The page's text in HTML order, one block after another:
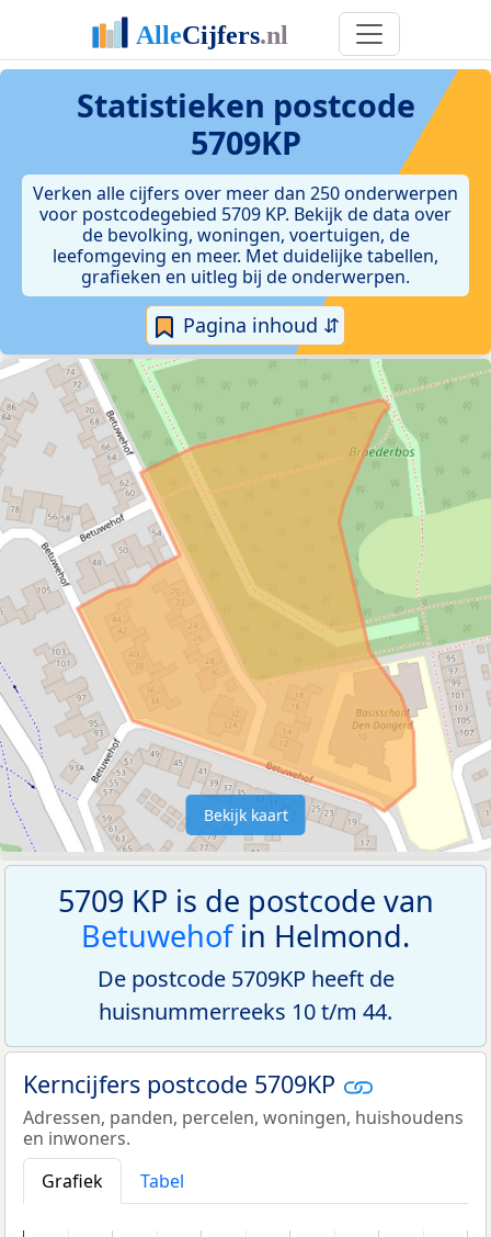
Statistieken postcode
5709KP
Verken alle cijfers over meer dan 250 onderwerpen
voor postcodegebied 5709 KP. Bekijk de data over
de bevolking, woningen, voertuigen, de
leefomgeving en meer. Met duidelijke tabellen,
grafieken en uitleg bij de onderwerpen.
Pagina inhoud ⇵
Bekijk kaart
5709 KP is de postcode van
Betuwehofin Helmond.
De postcode 5709KP heeft de
huisnummerreeks 10 t/m 44.
Kerncijfers postcode 5709KP
Adressen, panden, percelen, woningen, huishoudens
en inwoners.
Grafiek
Tabel